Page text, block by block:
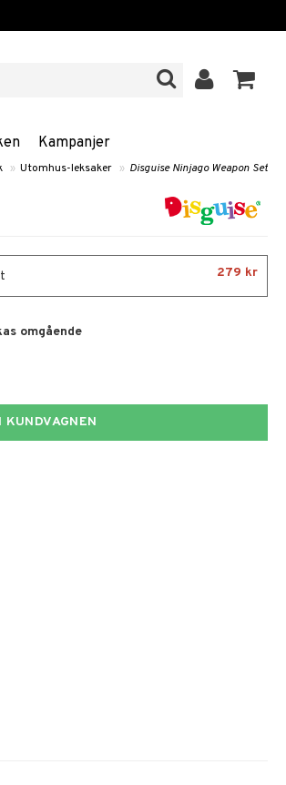
Kampanjer
» Utomhus-leksaker » Disguise Ninjago Weapon Set
279 kr
omgående
KUNDVAGNEN